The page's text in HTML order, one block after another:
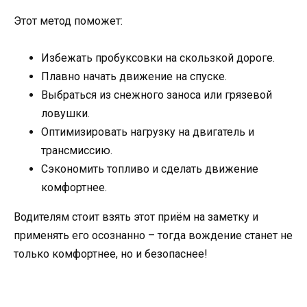
Этот метод поможет:
Избежать пробуксовки на скользкой дороге.
Плавно начать движение на спуске.
Выбраться из снежного заноса или грязевой
ловушки.
Оптимизировать нагрузку на двигатель и
трансмиссию.
Сэкономить топливо и сделать движение
комфортнее.
Водителям стоит взять этот приём на заметку и
применять его осознанно – тогда вождение станет не
только комфортнее, но и безопаснее!